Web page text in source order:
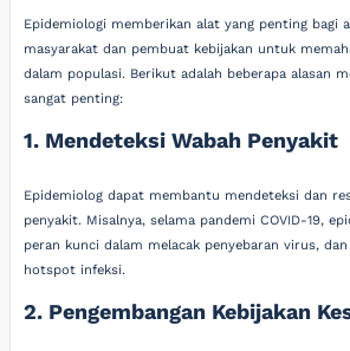
Epidemiologi memberikan alat yang penting bagi
masyarakat dan pembuat kebijakan untuk
dalam populasi. Berikut adalah beberapa alasan
sangat penting:
1. Mendeteksi Wabah Penyakit
Epidemiolog dapat membantu mendeteksi dan
penyakit. Misalnya, selama pandemi COVID-19,
peran kunci dalam melacak penyebaran virus,
hotspot infeksi.
2. Pengembangan Kebijakan